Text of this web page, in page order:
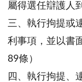
屬得選任辯護人
三、執行拘提或
利事項，並以書
89條）
四、執行拘提、